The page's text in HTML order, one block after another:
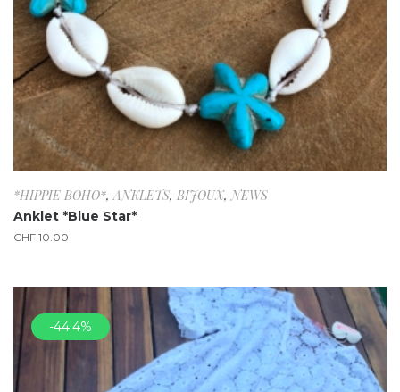
*HIPPIE BOHO*,ANKLETS, BIJOUX,NEWS
Anklet *Blue Star*
CHF 10.00
-44.4%